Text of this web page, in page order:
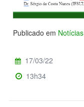
Publicado em Notícias
17/03/22
13h34